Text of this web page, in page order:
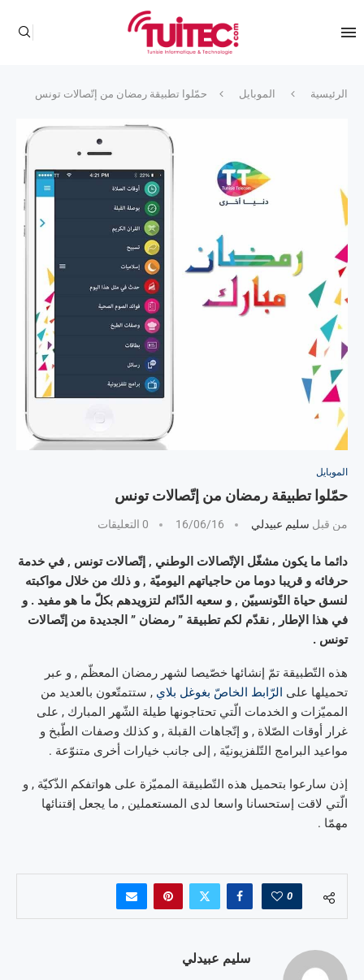
الرئيسية الموبايل حمّلوا تطبيقة رمضان من إتّصالات تونس
الموبايل
حمّلوا تطبيقة رمضان من إتّصالات تونس
من قبل سليم عبيدلي 16/06/16 0 التعليقات
دائما ما يكون مشغّل الإتّصالات الوطني , إتّصالات تونس , في خدمة
حرفائه و قريبا دوما من حاجياتهم اليوميّة , و ذلك من خلال مواكبته
لنسق حياة التّونسييّن , و سعيه الدّائم لتزويدهم بكلّ ما هو مفيد . و
في هذا الإطار , نقدّم لكم تطبيقة ” رمضان ” الجديدة من إتّصالات
تونس .
هذه التّطبيقة تمّ إنشائها خصّيصا لشهر رمضان المعظّم , و عبر
تحميلها على الرّابط الخاصّ بغوغل بلاي , ستتمتّعون بالعديد من
المميّزات و الخدمات الّتي تحتاجونها طيلة الشّهر المبارك , على
غرار أوقات الصّلاة , و إتّجاهات القبلة , و كذلك وصفات الطّبخ و
مواعيد البرامج التّلفزيونيّة , إلى جانب خيارات أخرى متنوّعة .
إذن سارعوا بتحميل هذه التّطبيقة المميّزة على هواتفكم الذّكيّة , و
الّتي لاقت إستحسانا واسعا لدى المستعملين , ما يجعل إقتنائها
مهمّا .
0
سليم عبيدلي